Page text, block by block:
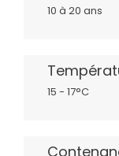
10 à 20 ans
15 - 17°C